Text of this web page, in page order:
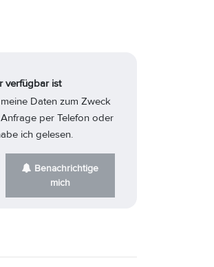
verfügbar ist
Daten zum Zweck
per Telefon oder
ich gelesen.
mich